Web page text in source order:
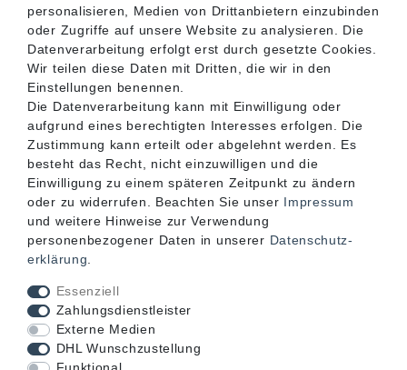
INFORMATIONEN
KONTAKT
personalisieren, Medien von Drittanbietern einzubinden
oder Zugriffe auf unsere Website zu analysieren. Die
Datenverarbeitung erfolgt erst durch gesetzte Cookies.
Wir teilen diese Daten mit Dritten, die wir in den
Einstellungen benennen.
Die Datenverarbeitung kann mit Einwilligung oder
aufgrund eines berechtigten Interesses erfolgen. Die
Zustimmung kann erteilt oder abgelehnt werden. Es
besteht das Recht, nicht einzuwilligen und die
Einwilligung zu einem späteren Zeitpunkt zu ändern
oder zu widerrufen. Beachten Sie unser Impressum
und weitere Hinweise zur Verwendung
personenbezogener Daten in unserer Daten­schutz­
erklärung
Essenziell
Zahlungsdienstleister
Externe Medien
DHL Wunschzustellung